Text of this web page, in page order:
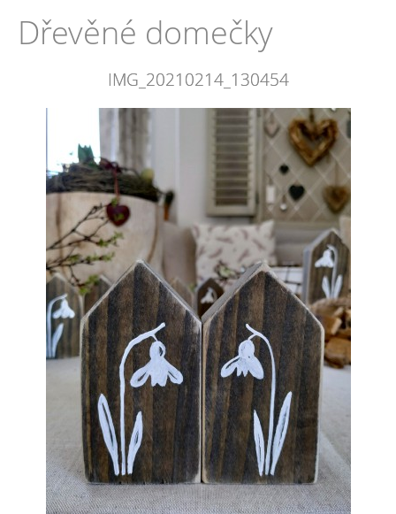
Dřevěné domečky
IMG_20210214_130454